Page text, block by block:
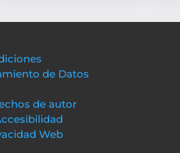
de Datos
de autor
Web